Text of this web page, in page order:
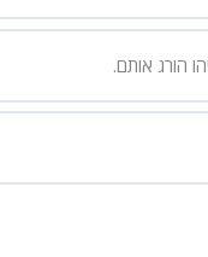
הורג אותם.